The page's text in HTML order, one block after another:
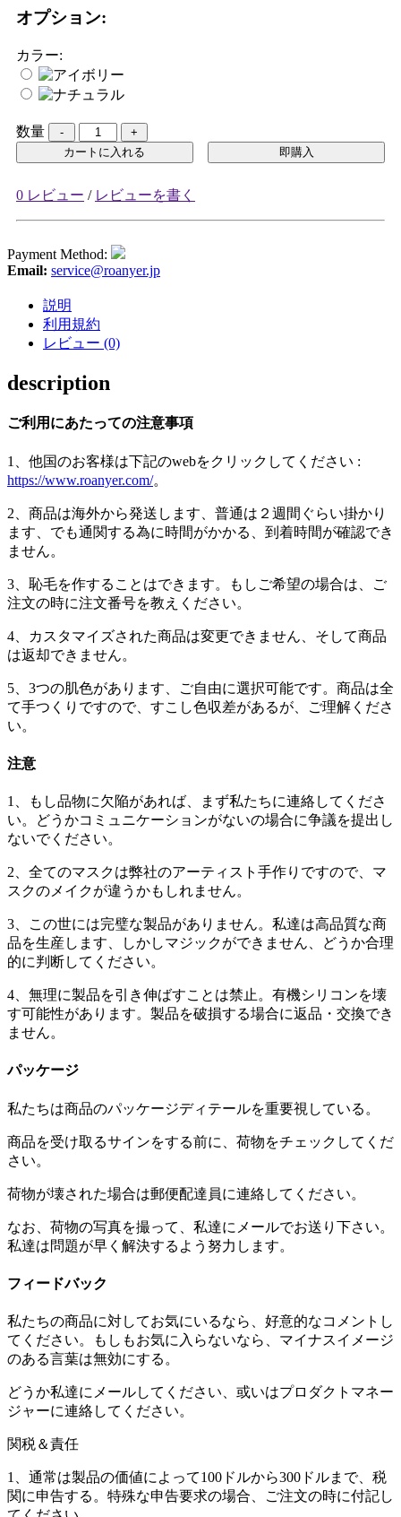
オプション:
カラー:
数量
カートに入れる 即購入
0 レビュー / レビューを書く
Payment Method:
Email: service@roanyer.jp
説明
利用規約
レビュー (0)
description
ご利用にあたっての注意事項
1、他国のお客様は下記のwebをクリックしてください :
https://www.roanyer.com/。
2、商品は海外から発送します、普通は２週間ぐらい掛かり
ます、でも通関する為に時間がかかる、到着時間が確認でき
ません。
3、恥毛を作することはできます。もしご希望の場合は、ご
注文の時に注文番号を教えください。
4、カスタマイズされた商品は変更できません、そして商品
は返却できません。
5、3つの肌色があります、ご自由に選択可能です。商品は全
て手つくりですので、すこし色収差があるが、ご理解くださ
い。
注意
1、もし品物に欠陥があれば、まず私たちに連絡してくださ
い。どうかコミュニケーションがないの場合に争議を提出し
ないでください。
2、全てのマスクは弊社のアーティスト手作りですので、マ
スクのメイクが違うかもしれません。
3、この世には完璧な製品がありません。私達は高品質な商
品を生産します、しかしマジックができません、どうか合理
的に判断してください。
4、無理に製品を引き伸ばすことは禁止。有機シリコンを壊
す可能性があります。製品を破損する場合に返品・交換でき
ません。
パッケージ
私たちは商品のパッケージディテールを重要視している。
商品を受け取るサインをする前に、荷物をチェックしてくだ
さい。
荷物が壊された場合は郵便配達員に連絡してください。
なお、荷物の写真を撮って、私達にメールでお送り下さい。
私達は問題が早く解決するよう努力します。
フィードバック
私たちの商品に対してお気にいるなら、好意的なコメントし
てください。もしもお気に入らないなら、マイナスイメージ
のある言葉は無効にする。
どうか私達にメールしてください、或いはプロダクトマネー
ジャーに連絡してください。
関税＆責任
1、通常は製品の価値によって100ドルから300ドルまで、税
関に申告する。特殊な申告要求の場合、ご注文の時に付記し